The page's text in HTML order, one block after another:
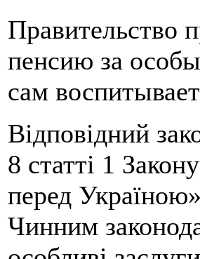
Правительство
пенсию за
сам
Відповідний
8 статті 1
перед
Чинним